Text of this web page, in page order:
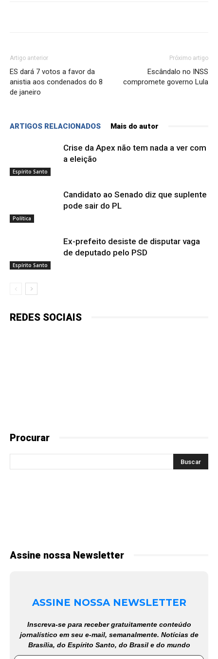
Artigo anterior
ES dará 7 votos a favor da
anistia aos condenados do 8
de janeiro
Próximo artigo
Escândalo no INSS
compromete governo Lula
ARTIGOS RELACIONADOS Mais do autor
Espírito Santo
Crise da Apex não tem nada a ver com
a eleição
Política
Candidato ao Senado diz que suplente
pode sair do PL
Espírito Santo
Ex-prefeito desiste de disputar vaga
de deputado pelo PSD
REDES SOCIAIS
Procurar
Assine nossa Newsletter
ASSINE NOSSA NEWSLETTER
Inscreva-se para receber gratuitamente conteúdo
jornalístico em seu e-mail, semanalmente. Notícias de
Brasília, do Espírito Santo, do Brasil e do mundo